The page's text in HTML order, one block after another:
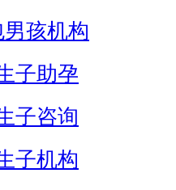
孩机构
子助孕
子咨询
子机构